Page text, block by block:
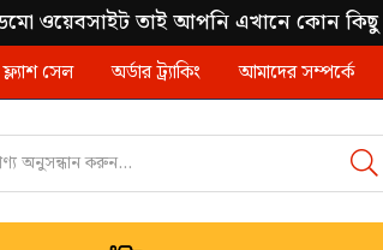
ওয়েবসাইট তাই আপনি এখানে কোন কিছু
ফ্ল্যাশ সেল অর্ডার ট্র্যাকিং আমাদের সম্পর্কে